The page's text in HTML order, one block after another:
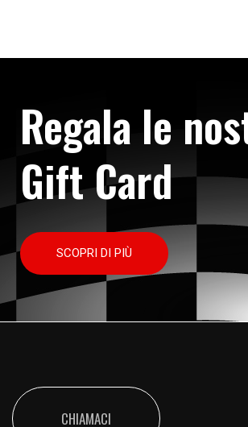
Regala le
Gift Card
SCOPRI DI PIÙ
CHIAMACI